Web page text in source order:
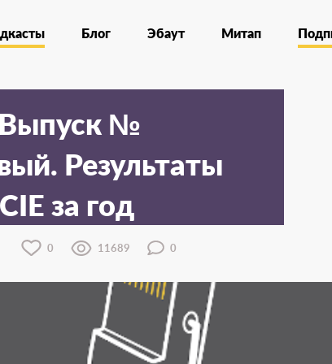
Блог Эбаут Митап
№
Результаты
за год
0 11689 0